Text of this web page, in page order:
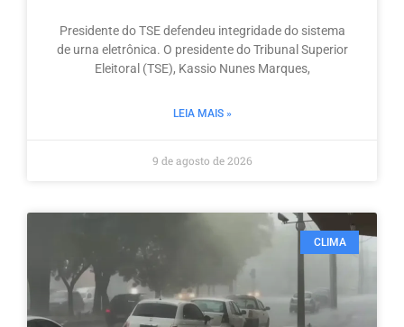
Presidente do TSE defendeu integridade do sistema
de urna eletrônica. O presidente do Tribunal Superior
Eleitoral (TSE), Kassio Nunes Marques,
LEIA MAIS »
9 de agosto de 2026
CLIMA